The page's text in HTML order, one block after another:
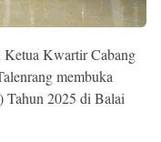
Kwartir Cabang
membuka
2025 di Balai